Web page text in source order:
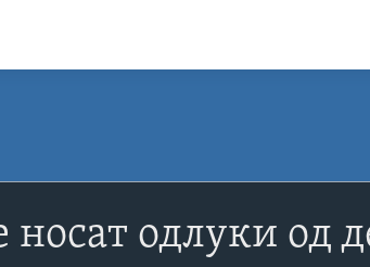
носат одлуки од